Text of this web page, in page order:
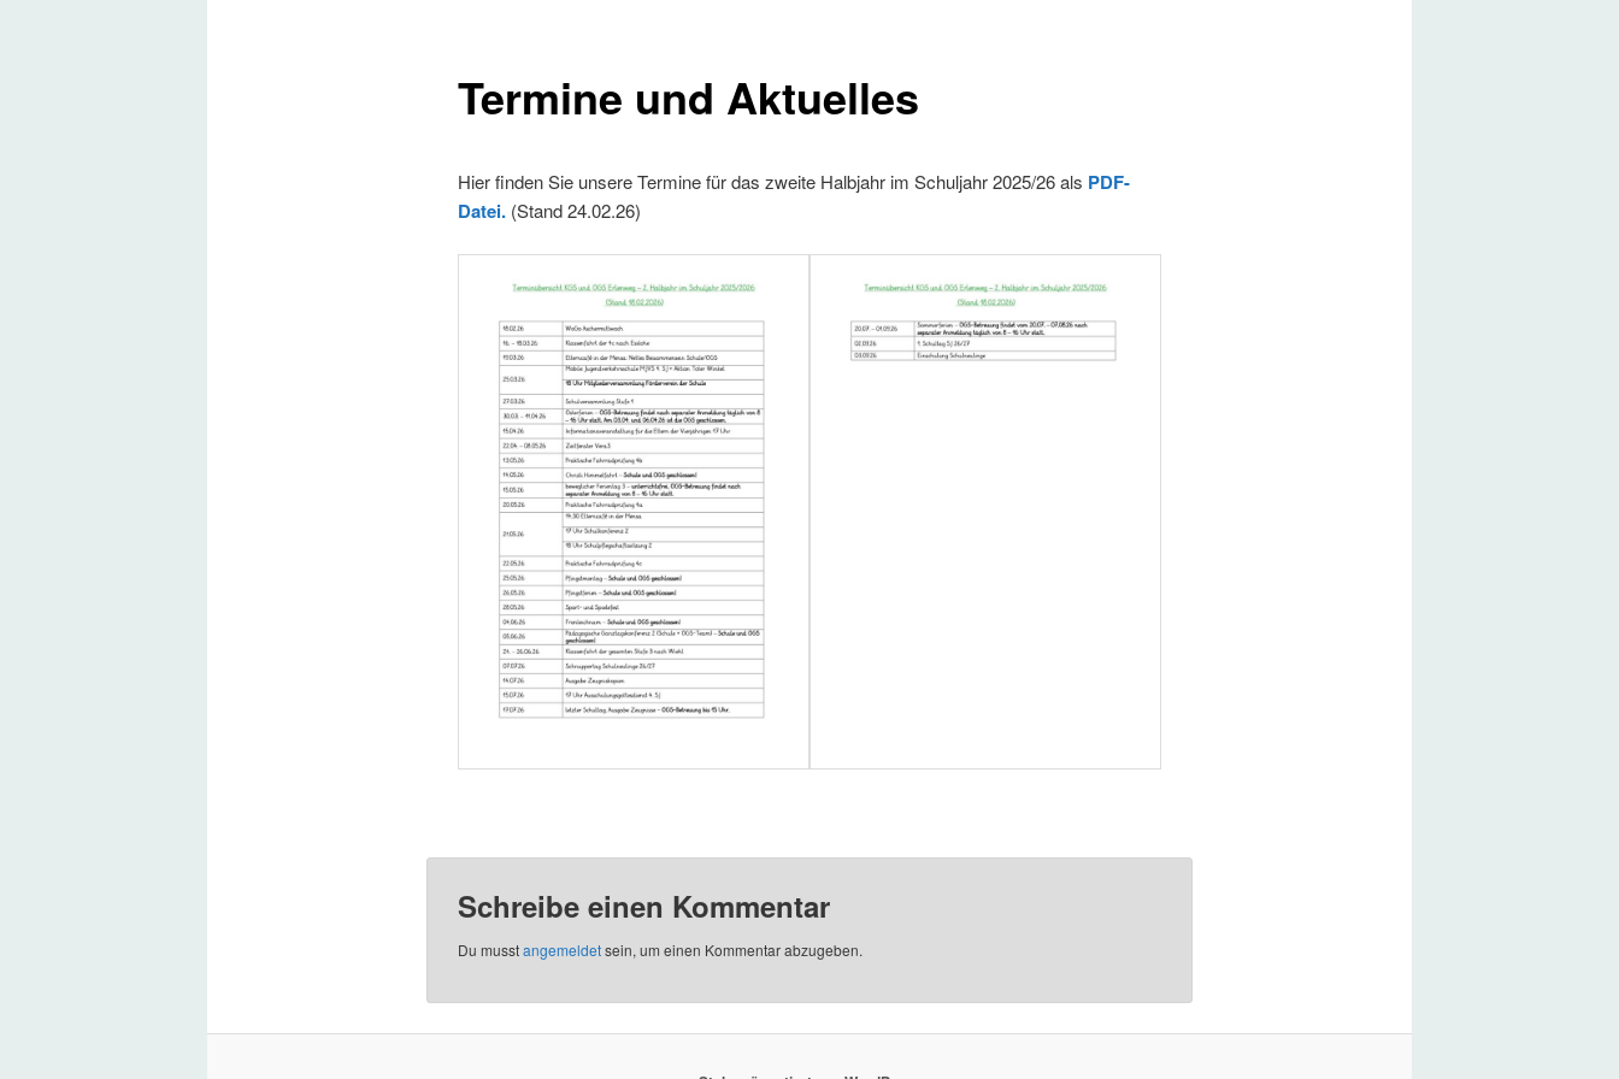
Termine und Aktuelles
Hier finden Sie unsere Termine für das zweite Halbjahr im Schuljahr 2025/26 als PDF-
Datei. (Stand 24.02.26)
Schreibe einen Kommentar
Du musstangemeldetsein, um einen Kommentar abzugeben.